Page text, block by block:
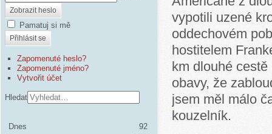
Zobrazit heslo
Pamatuj si mě
Přihlásit se
Zapomenuté heslo?
Zapomenuté jméno?
Vytvořit účet
Hledat
Dnes
92
vypotili uzené
oddechovém
hostitelem
km dlouhé
obavy, že
jsem měl málo
kouzelník.